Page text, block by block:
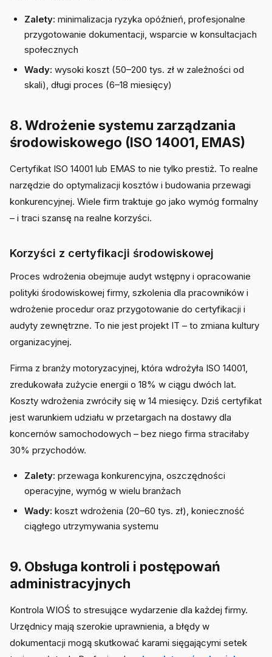
Zalety: minimalizacja ryzyka opóźnień, profesjonalne
przygotowanie dokumentacji, wsparcie w konsultacjach
społecznych
Wady: wysoki koszt (50–200 tys. zł w zależności od
skali), długi proces (6–18 miesięcy)
8. Wdrożenie systemu zarządzania
środowiskowego (ISO 14001, EMAS)
Certyfikat ISO 14001 lub EMAS to nie tylko prestiż. To realne
narzędzie do optymalizacji kosztów i budowania przewagi
konkurencyjnej. Wiele firm traktuje go jako wymóg formalny
– i traci szansę na realne korzyści.
Korzyści z certyfikacji środowiskowej
Proces wdrożenia obejmuje audyt wstępny i opracowanie
polityki środowiskowej firmy, szkolenia dla pracowników i
wdrożenie procedur oraz przygotowanie do certyfikacji i
audyty zewnętrzne. To nie jest projekt IT – to zmiana kultury
organizacyjnej.
Firma z branży motoryzacyjnej, która wdrożyła ISO 14001,
zredukowała zużycie energii o 18% w ciągu dwóch lat.
Koszty wdrożenia zwróciły się w 14 miesięcy. Dziś certyfikat
jest warunkiem udziału w przetargach na dostawy dla
koncernów samochodowych – bez niego firma straciłaby
30% przychodów.
Zalety: przewaga konkurencyjna, oszczędności
operacyjne, wymóg w wielu branżach
Wady: koszt wdrożenia (20–60 tys. zł), konieczność
ciągłego utrzymywania systemu
9. Obsługa kontroli i postępowań
administracyjnych
Kontrola WIOŚ to stresujące wydarzenie dla każdej firmy.
Urzędnicy mają szerokie uprawnienia, a błędy w
dokumentacji mogą skutkować karami sięgającymi setek